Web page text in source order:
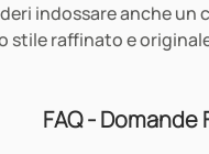
indossare anche
stile raffinato e
FAQ -